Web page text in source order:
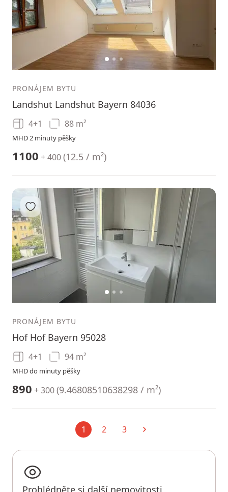
12 3
PRONÁJEM BYTU
Landshut Landshut Bayern 84036
4+1 88 m²
MHD 2 minuty pěšky
1100 + 400(12.5 / m²)
12 3
Přidat do oblíbených
PRONÁJEM BYTU
Hof Hof Bayern 95028
4+1 94 m²
MHD do minuty pěšky
890 + 300(9.46808510638298 / m²)
1Aktuální
2 3 Další
Prohlédněte si další nemovitosti